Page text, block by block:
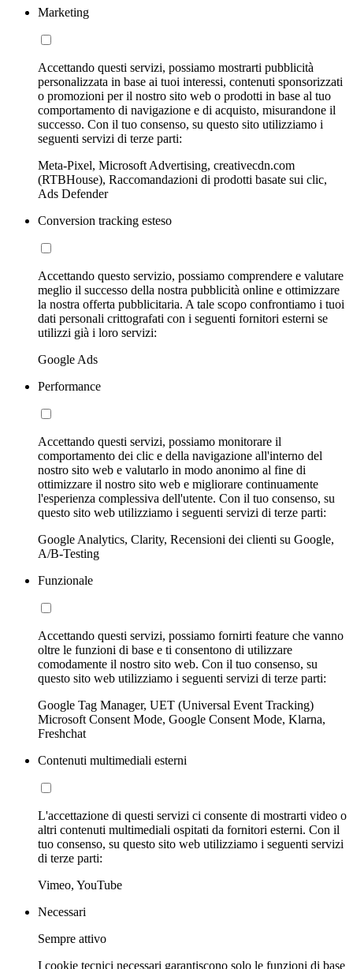
Marketing
Accettando questi servizi, possiamo mostrarti pubblicità
personalizzata in base ai tuoi interessi, contenuti sponsorizzati
o promozioni per il nostro sito web o prodotti in base al tuo
comportamento di navigazione e di acquisto, misurandone il
successo. Con il tuo consenso, su questo sito utilizziamo i
seguenti servizi di terze parti:
Meta-Pixel, Microsoft Advertising, creativecdn.com
(RTBHouse), Raccomandazioni di prodotti basate sui clic,
Ads Defender
Conversion tracking esteso
Accettando questo servizio, possiamo comprendere e valutare
meglio il successo della nostra pubblicità online e ottimizzare
la nostra offerta pubblicitaria. A tale scopo confrontiamo i tuoi
dati personali crittografati con i seguenti fornitori esterni se
utilizzi già i loro servizi:
Google Ads
Performance
Accettando questi servizi, possiamo monitorare il
comportamento dei clic e della navigazione all'interno del
nostro sito web e valutarlo in modo anonimo al fine di
ottimizzare il nostro sito web e migliorare continuamente
l'esperienza complessiva dell'utente. Con il tuo consenso, su
questo sito web utilizziamo i seguenti servizi di terze parti:
Google Analytics, Clarity, Recensioni dei clienti su Google,
A/B-Testing
Funzionale
Accettando questi servizi, possiamo fornirti feature che vanno
oltre le funzioni di base e ti consentono di utilizzare
comodamente il nostro sito web. Con il tuo consenso, su
questo sito web utilizziamo i seguenti servizi di terze parti:
Google Tag Manager, UET (Universal Event Tracking)
Microsoft Consent Mode, Google Consent Mode, Klarna,
Freshchat
Contenuti multimediali esterni
L'accettazione di questi servizi ci consente di mostrarti video o
altri contenuti multimediali ospitati da fornitori esterni. Con il
tuo consenso, su questo sito web utilizziamo i seguenti servizi
di terze parti:
Vimeo, YouTube
Necessari
Sempre attivo
I cookie tecnici necessari garantiscono solo le funzioni di base